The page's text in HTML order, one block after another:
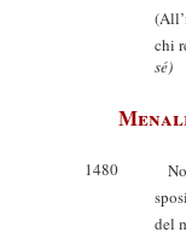
chi
sé)
1480
del